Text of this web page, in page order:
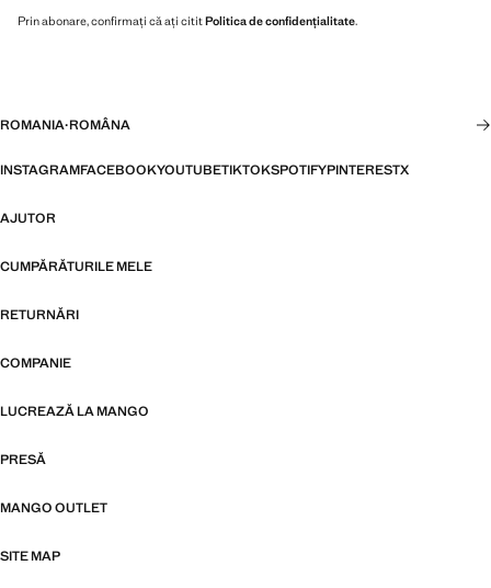
Prin abonare, confirmați că ați cititPolitica de confidențialitate.
ROMANIA·ROMÂNA
INSTAGRAMFACEBOOKYOUTUBETIKTOKSPOTIFYPINTERESTX
AJUTOR
CUMPĂRĂTURILE MELE
RETURNĂRI
COMPANIE
LUCREAZĂ LA MANGO
PRESĂ
MANGO OUTLET
SITE MAP